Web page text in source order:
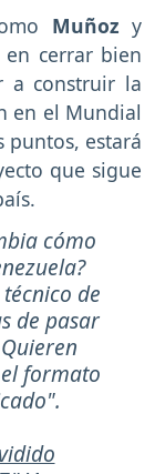
Muñoz y
cerrar bien
a construir la
en el Mundial
puntos, estará
que sigue
cómo
de
de pasar
formato